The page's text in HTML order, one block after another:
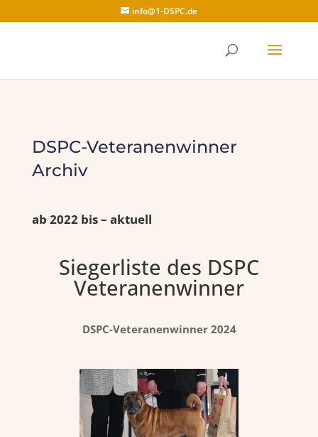
info@1-DSPC.de
DSPC-Veteranenwinner
Archiv
ab 2022 bis – aktuell
Siegerliste des DSPC
Veteranenwinner
DSPC-Veteranenwinner 2024